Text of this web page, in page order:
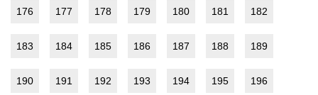
176 177 178 179 180 181 182
183 184 185 186 187 188 189
190 191 192 193 194 195 196